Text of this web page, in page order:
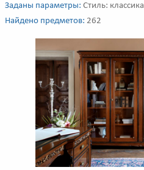
Заданы параметры: Стиль: классика
Найдено предметов: 262